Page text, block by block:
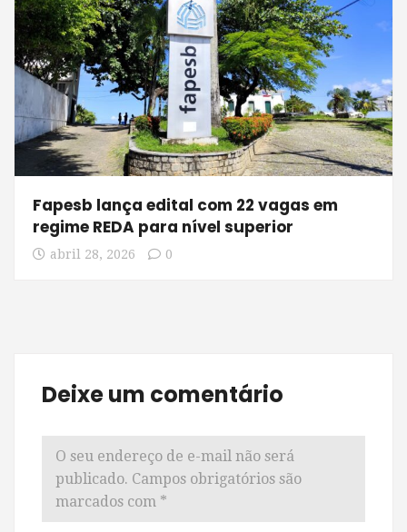
Fapesb lança edital com 22 vagas em
regime REDA para nível superior
abril 28, 2026 0
Deixe um comentário
O seu endereço de e-mail não será
publicado. Campos obrigatórios são
marcados com *